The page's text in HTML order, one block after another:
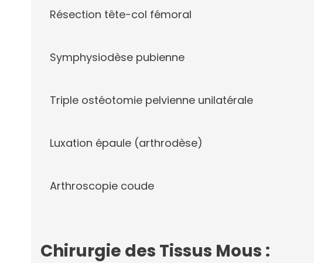
Résection tête-col fémoral
Symphysiodèse pubienne
Triple ostéotomie pelvienne unilatérale
Luxation épaule (arthrodèse)
Arthroscopie coude
Chirurgie des Tissus Mous :